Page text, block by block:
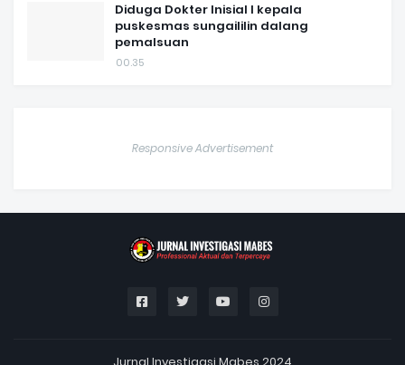
Diduga Dokter Inisial I kepala
puskesmas sungaililin dalang
pemalsuan
00.35
Responsive Advertisement